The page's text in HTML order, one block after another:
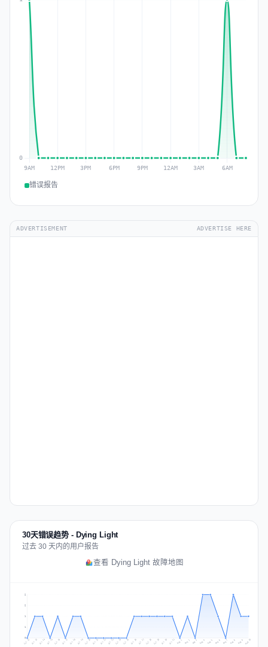
错误报告
ADVERTISEMENT ADVERTISE HERE
30天错误趋势 - Dying Light
过去 30 天内的用户报告
查看 Dying Light 故障地图
1
1
2
2
Jul 12 Jul 13 Jul 14 Jul 15 Jul 16 Jul 17 Jul 18 Jul 19 Jul 20 Jul 21 Jul 22 Jul 23 Jul 24 Jul 25 Jul 26 Jul 27 Jul 28 Jul 29 Jul 30 Jul 31 Aug 1 Aug 2 Aug 3 Aug 4 Aug 5 Aug 6 Aug 7 Aug 8 Aug 9 Aug 10